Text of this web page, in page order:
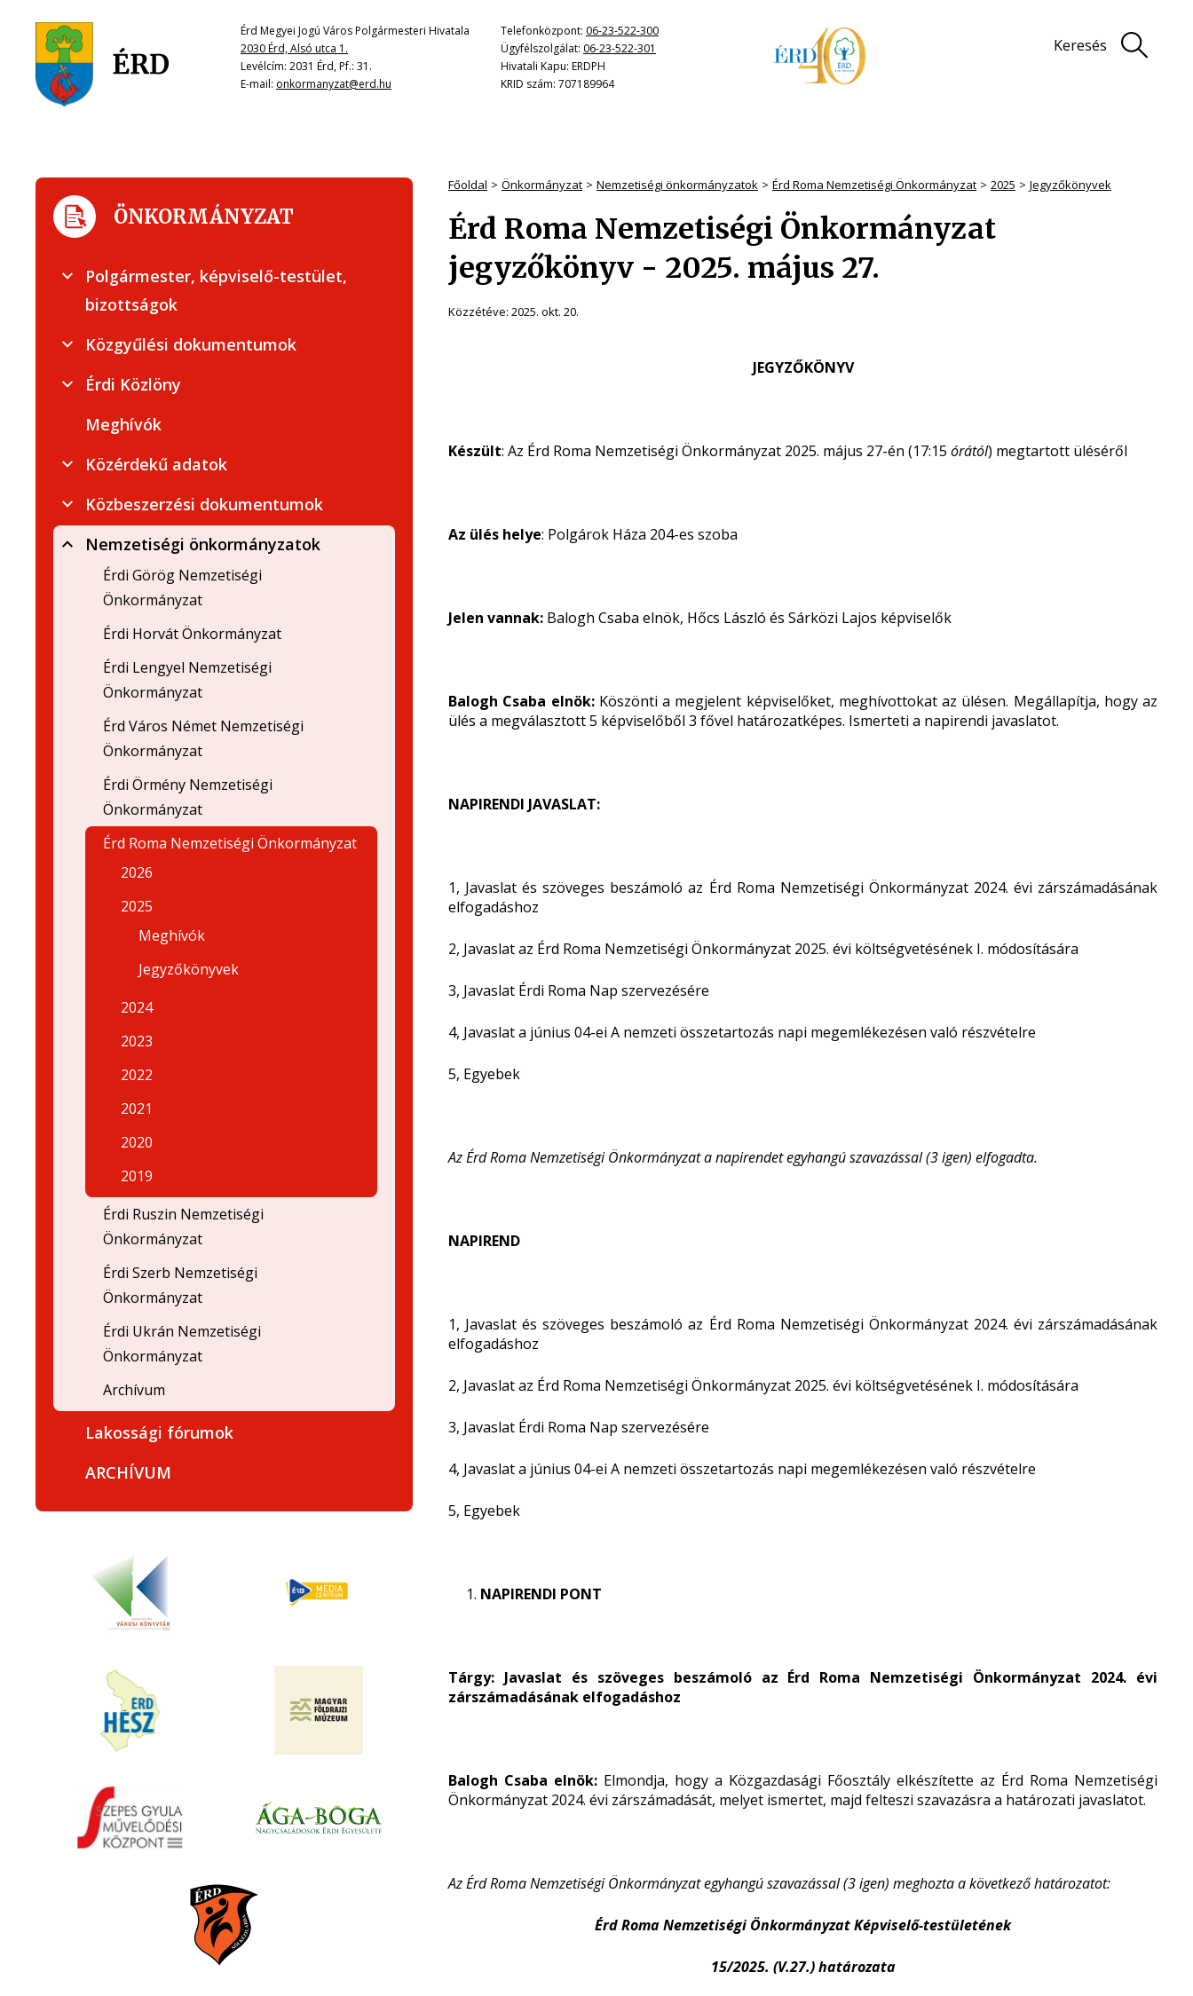
Érd Megyei Jogú Város Polgármesteri Hivatala
2030 Érd, Alsó utca 1.
Levélcím: 2031 Érd, Pf.: 31.
E-mail: onkormanyzat@erd.hu
Telefonközpont: 06-23-522-300
Ügyfélszolgálat: 06-23-522-301
Hivatali Kapu: ERDPH
KRID szám: 707189964
Keresés
Főoldal Önkormányzat Nemzetiségi önkormányzatok Érd Roma Nemzetiségi Önkormányzat 2025 Jegyzőkönyvek
Érd Roma Nemzetiségi Önkormányzat
jegyzőkönyv - 2025. május 27.
Közzétéve: 2025. okt. 20.
JEGYZŐKÖNYV
Készült: Az Érd Roma Nemzetiségi Önkormányzat 2025. május 27-én (17:15 órától) megtartott üléséről
Az ülés helye: Polgárok Háza 204-es szoba
Jelen vannak: Balogh Csaba elnök, Hőcs László és Sárközi Lajos képviselők
Balogh Csaba elnök:Köszönti a megjelent képviselőket, meghívottokat az ülésen. Megállapítja, hogy az
ülés a megválasztott 5 képviselőből 3 fővel határozatképes. Ismerteti a napirendi javaslatot.
NAPIRENDI JAVASLAT:
1, Javaslat és szöveges beszámoló az Érd Roma Nemzetiségi Önkormányzat 2024. évi zárszámadásának
elfogadáshoz
2, Javaslat az Érd Roma Nemzetiségi Önkormányzat 2025. évi költségvetésének I. módosítására
3, Javaslat Érdi Roma Nap szervezésére
4, Javaslat a június 04-ei A nemzeti összetartozás napi megemlékezésen való részvételre
5, Egyebek
Az Érd Roma Nemzetiségi Önkormányzat a napirendet egyhangú szavazással (3 igen) elfogadta.
NAPIREND
1, Javaslat és szöveges beszámoló az Érd Roma Nemzetiségi Önkormányzat 2024. évi zárszámadásának
elfogadáshoz
2, Javaslat az Érd Roma Nemzetiségi Önkormányzat 2025. évi költségvetésének I. módosítására
3, Javaslat Érdi Roma Nap szervezésére
4, Javaslat a június 04-ei A nemzeti összetartozás napi megemlékezésen való részvételre
5, Egyebek
NAPIRENDI PONT
Tárgy: Javaslat és szöveges beszámoló az Érd Roma Nemzetiségi Önkormányzat 2024. évi
zárszámadásának elfogadáshoz
Balogh Csaba elnök: Elmondja, hogy a Közgazdasági Főosztály elkészítette az Érd Roma Nemzetiségi
Önkormányzat 2024. évi zárszámadását, melyet ismertet, majd felteszi szavazásra a határozati javaslatot.
Az Érd Roma Nemzetiségi Önkormányzat egyhangú szavazással (3 igen) meghozta a következő határozatot:
Érd Roma Nemzetiségi Önkormányzat Képviselő-testületének
15/2025. (V.27.)határozata
ÖNKORMÁNYZAT
Polgármester, képviselő-testület,
bizottságok
Közgyűlési dokumentumok
Érdi Közlöny
Meghívók
Közérdekű adatok
Közbeszerzési dokumentumok
Nemzetiségi önkormányzatok
Érdi Görög Nemzetiségi
Önkormányzat
Érdi Horvát Önkormányzat
Érdi Lengyel Nemzetiségi
Önkormányzat
Érd Város Német Nemzetiségi
Önkormányzat
Érdi Örmény Nemzetiségi
Önkormányzat
Érd Roma Nemzetiségi Önkormányzat
2026
2025
Meghívók
Jegyzőkönyvek
2024
2023
2022
2021
2020
2019
Érdi Ruszin Nemzetiségi
Önkormányzat
Érdi Szerb Nemzetiségi
Önkormányzat
Érdi Ukrán Nemzetiségi
Önkormányzat
Archívum
Lakossági fórumok
ARCHÍVUM